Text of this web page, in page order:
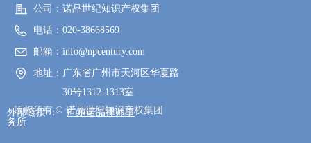
公司： 诺品世纪知识产权集团
电话： 020-38668569
邮箱： info@npcentury.com
地址： 广东省广州市天河区华夏路
30号1312-1313室
版权所有 © 诺品世纪知识产权集团
外部链接 ：广东诺品律师事
务所